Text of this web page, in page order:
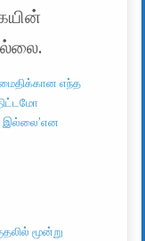
எந்த
இல்லை’என
மூன்று